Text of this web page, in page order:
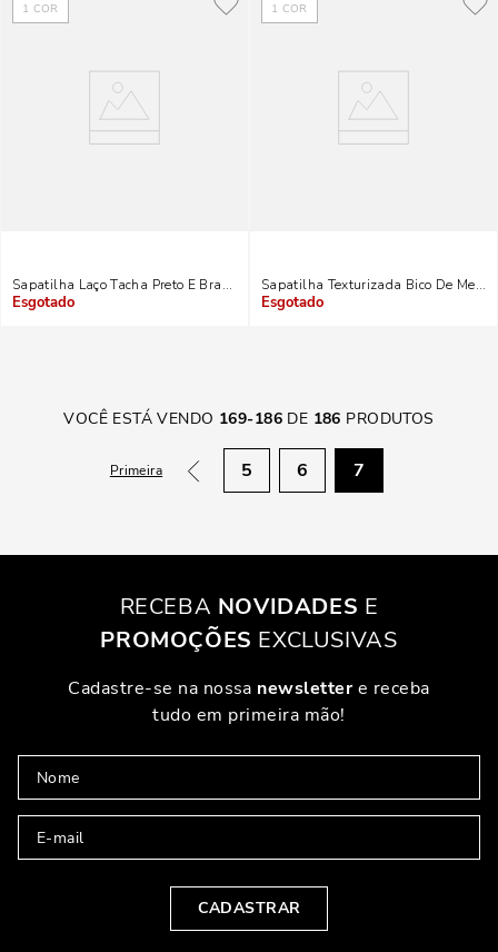
1 COR
Sapatilha Laço Tacha Preto E Branco
Indisponível
1 COR
Sapatilha Texturizada Bico De Metal
Indisponível
VOCÊ ESTÁ VENDO 169-186 DE 186 PRODUTOS
Primeira 5 6 7
RECEBA NOVIDADES E
PROMOÇÕES EXCLUSIVAS
Cadastre-se na nossa newslettere receba
tudo em primeira mão!
CADASTRAR